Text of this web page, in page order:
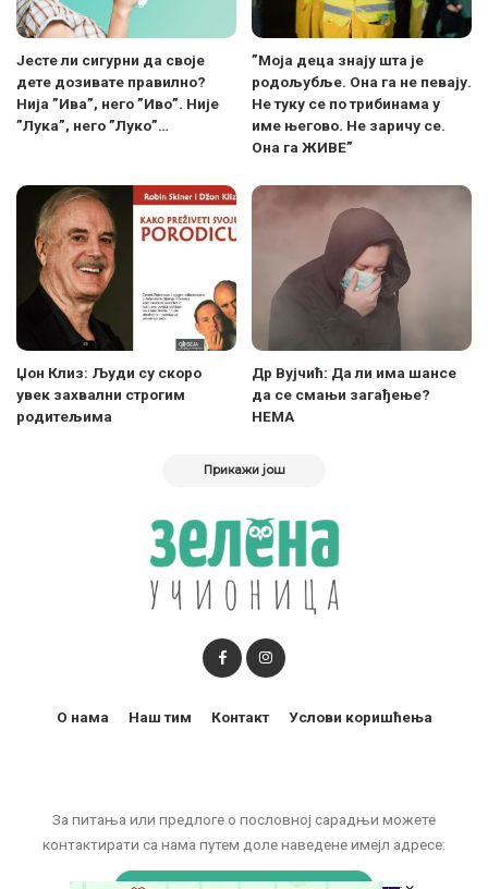
Јесте ли сигурни да своје
дете дозивате правилно?
Нија ”Ива”, него ”Иво”. Није
”Лука”, него ”Луко”…
”Моја деца знају шта је
родољубље. Она га не певају.
Не туку се по трибинама у
име његово. Не заричу се.
Она га ЖИВЕ”
Џон Клиз: Људи су скоро
увек захвални строгим
родитељима
Др Вујчић: Да ли има шансе
да се смањи загађење?
НЕМА
Прикажи још
За питања или предлоге о пословној сарадњи можете
контактирати са нама путем доле наведене имејл адресе:
О нама Наш тим Контакт Услови коришћења